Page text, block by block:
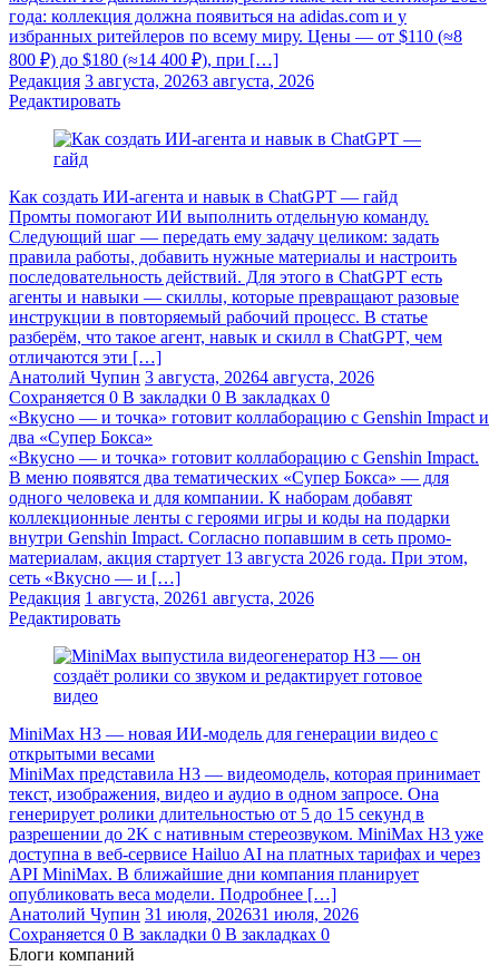
года: коллекция должна появиться на adidas.com и у
избранных ритейлеров по всему миру. Цены — от $110 (≈8
800 ₽) до $180 (≈14 400 ₽), при […]
Редакция 3 августа, 20263 августа, 2026
Редактировать
Как создать ИИ-агента и навык в ChatGPT — гайд
Промты помогают ИИ выполнить отдельную команду.
Следующий шаг — передать ему задачу целиком: задать
правила работы, добавить нужные материалы и настроить
последовательность действий. Для этого в ChatGPT есть
агенты и навыки — скиллы, которые превращают разовые
инструкции в повторяемый рабочий процесс. В статье
разберём, что такое агент, навык и скилл в ChatGPT, чем
отличаются эти […]
Анатолий Чупин 3 августа, 20264 августа, 2026
Сохраняется 0 В закладки 0 В закладках 0
«Вкусно — и точка» готовит коллаборацию с Genshin Impact и
два «Супер Бокса»
«Вкусно — и точка» готовит коллаборацию с Genshin Impact.
В меню появятся два тематических «Супер Бокса» — для
одного человека и для компании. К наборам добавят
коллекционные ленты с героями игры и коды на подарки
внутри Genshin Impact. Согласно попавшим в сеть промо-
материалам, акция стартует 13 августа 2026 года. При этом,
сеть «Вкусно — и […]
Редакция 1 августа, 20261 августа, 2026
Редактировать
MiniMax H3 — новая ИИ-модель для генерации видео с
открытыми весами
MiniMax представила H3 — видеомодель, которая принимает
текст, изображения, видео и аудио в одном запросе. Она
генерирует ролики длительностью от 5 до 15 секунд в
разрешении до 2K с нативным стереозвуком. MiniMax H3 уже
доступна в веб-сервисе Hailuo AI на платных тарифах и через
API MiniMax. В ближайшие дни компания планирует
опубликовать веса модели. Подробнее […]
Анатолий Чупин 31 июля, 202631 июля, 2026
Сохраняется 0 В закладки 0 В закладках 0
Блоги компаний